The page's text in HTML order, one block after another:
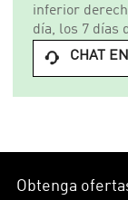
inferior
día, los 7 días
 CHAT
Obtenga